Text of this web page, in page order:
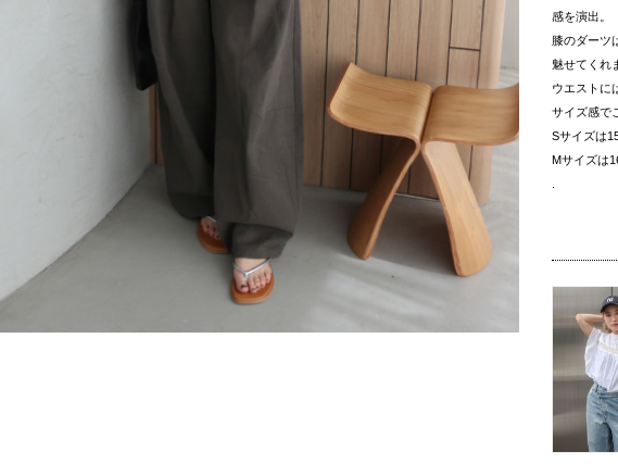
感を演出。
膝のダーツ
魅せてくれ
ウエストに
サイズ感で
Sサイズは
Mサイズは